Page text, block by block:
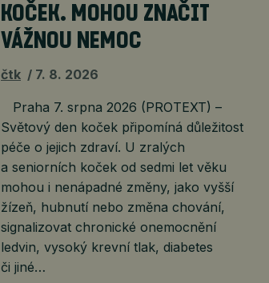
KOČEK. MOHOU ZNAČIT
VÁŽNOU NEMOC
čtk 7. 8. 2026
Praha 7. srpna 2026 (PROTEXT) –
Světový den koček připomíná důležitost
péče o jejich zdraví. U zralých
a seniorních koček od sedmi let věku
mohou i nenápadné změny, jako vyšší
žízeň, hubnutí nebo změna chování,
signalizovat chronické onemocnění
ledvin, vysoký krevní tlak, diabetes
či jiné…